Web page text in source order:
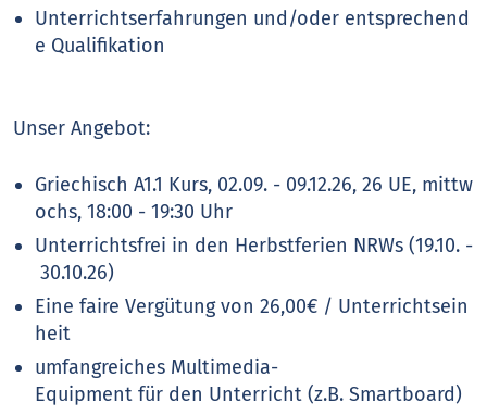
Unterrichtserfahrungen und/oder entsprechend
e Qualifikation
Unser Angebot:
Griechisch A1.1 Kurs, 02.09. - 09.12.26, 26 UE, mittw
ochs, 18:00 - 19:30 Uhr
Unterrichtsfrei in den Herbstferien NRWs (19.10. -
30.10.26)
Eine faire Vergütung von 26,00€ / Unterrichtsein
heit
umfangreiches Multimedia-
Equipment für den Unterricht (z.B. Smartboard)